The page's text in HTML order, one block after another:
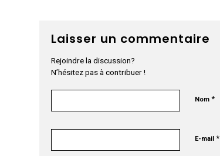
Laisser un commentaire
Rejoindre la discussion?
N’hésitez pas à contribuer !
Nom*
E-mail*